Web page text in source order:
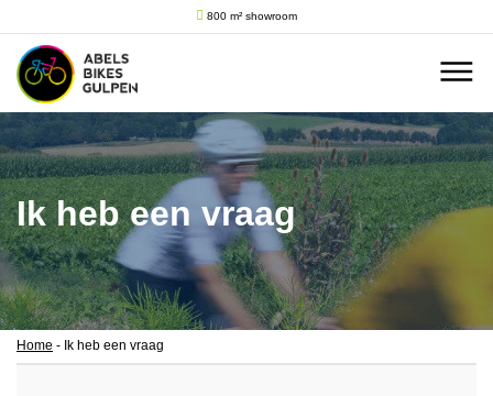
800 m² showroom
Ik heb een vraag
Home - Ik heb een vraag